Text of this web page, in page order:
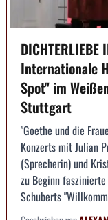
DICHTERLIEBE
Internationale
Spot" im
Stuttgart
"Goethe und die
Konzerts mit Julian
(Sprecherin) und
zu Beginn
Schuberts